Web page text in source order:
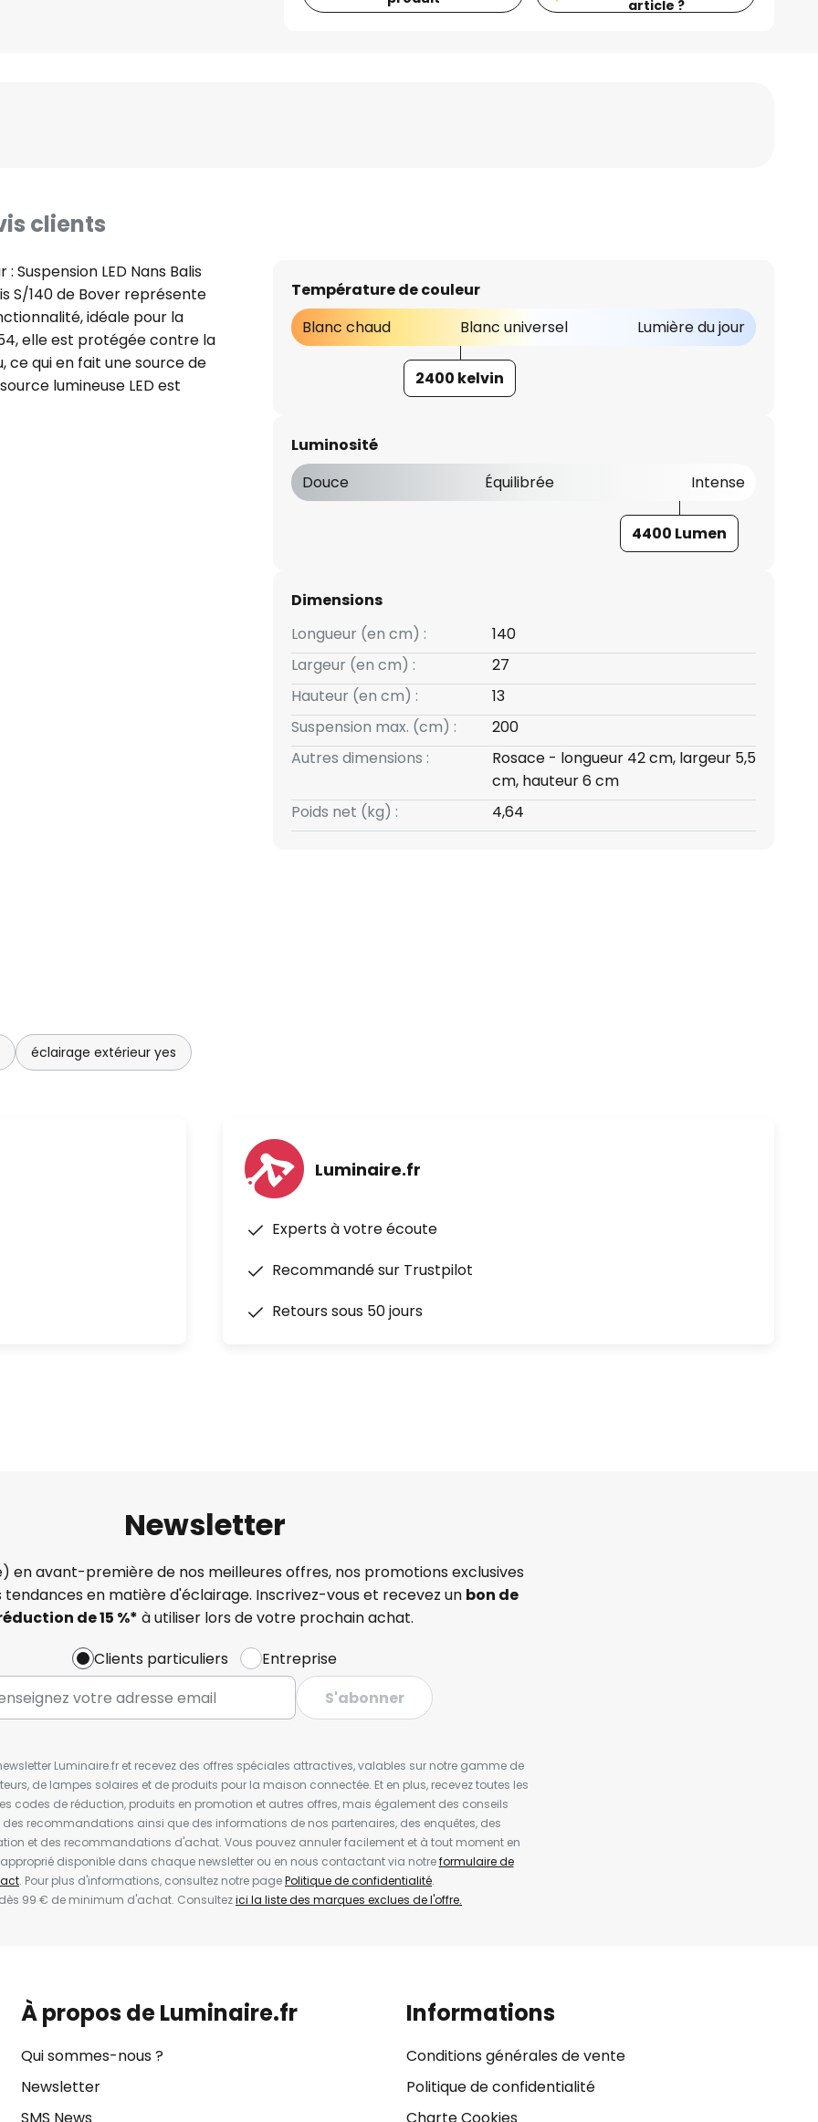
article ?
clients
Suspension LED Nans Balis
S/140 de Bover représente
idéale pour la
elle est protégée contre la
ce qui en fait une source de
lumineuse LED est
opale, de sorte que
de fabrication
La lampe est
pas d'éclairer, mais
tout espace extérieur. -
Température de couleur
Blanc chaud
Blanc universel Lumière du jour
2400 kelvin
Luminosité
Douce
Équilibrée Intense
4400 Lumen
Dimensions
Longueur (en cm) :
140
Largeur (en cm) :
27
Hauteur (en cm) :
13
Suspension max. (cm) :
200
Autres dimensions :
Rosace - longueur 42 cm, largeur 5,5
cm, hauteur 6 cm
Poids net (kg) :
4,64
éclairage extérieur yes
Luminaire.fr
Experts à votre écoute
Recommandé sur Trustpilot
Retours sous 50 jours
Newsletter
en avant-première de nos meilleures offres, nos promotions exclusives
tendances en matière d'éclairage. Inscrivez-vous et recevez un bon de
de 15 %* à utiliser lors de votre prochain achat.
Clients particuliers
Entreprise
S'abonner
Luminaire.fr et recevez des offres spéciales attractives, valables sur notre gamme de
de lampes solaires et de produits pour la maison connectée. Et en plus, recevez toutes les
codes de réduction, produits en promotion et autres offres, mais également des conseils
des recommandations ainsi que des informations de nos partenaires, des enquêtes, des
et des recommandations d'achat. Vous pouvez annuler facilement et à tout moment en
disponible dans chaque newsletter ou en nous contactant via notreformulaire de
. Pour plus d'informations, consultez notre pagePolitique de confidentialité.
99 € de minimum d'achat. Consultezici la liste des marques exclues de l'offre.
À propos de Luminaire.fr
Qui sommes-nous ?
Newsletter
Informations
Conditions générales de vente
Politique de confidentialité